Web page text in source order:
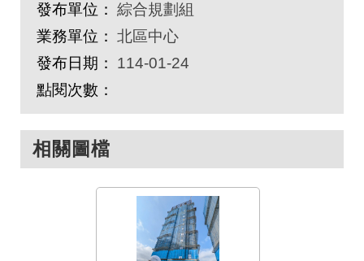
發布單位： 綜合規劃組
業務單位： 北區中心
發布日期：
114-01-24
點閱次數：
相關圖檔